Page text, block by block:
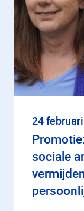
24
sociale